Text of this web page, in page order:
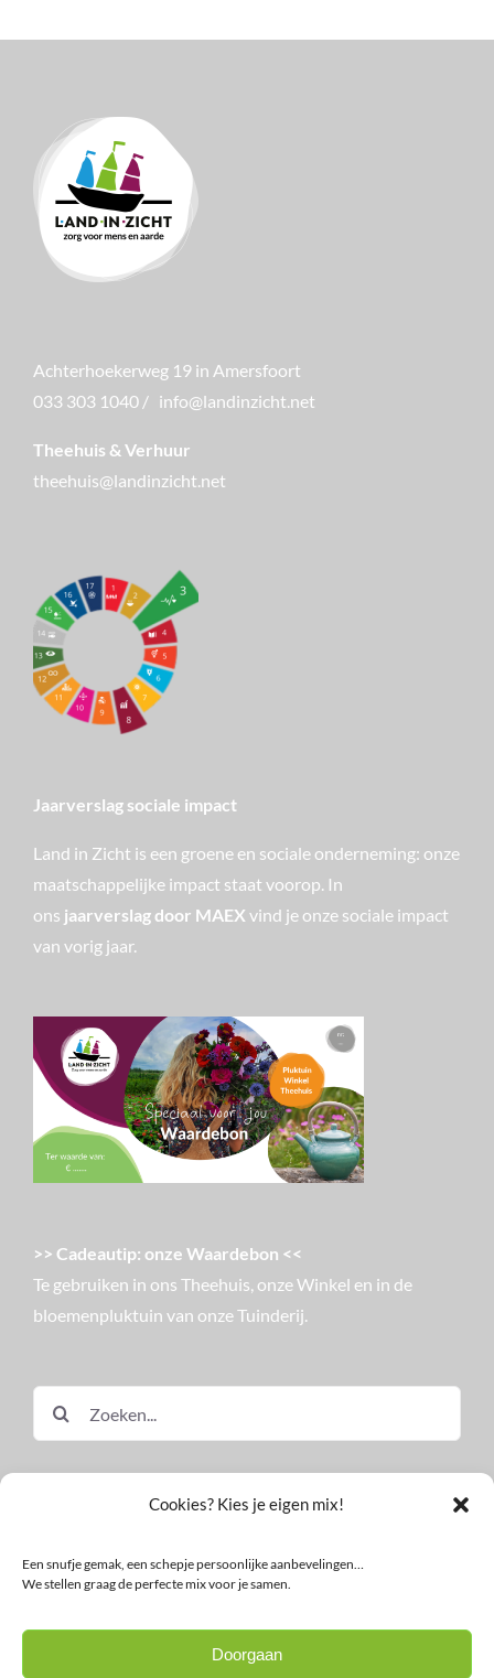
Cookies? Kies je eigen mix!
Een snufje gemak, een schepje persoonlijke aanbevelingen…
We stellen graag de perfecte mix voor je samen.
Doorgaan
Achterhoekerweg 19 in Amersfoort
033 303 1040 / info@landinzicht.net
Theehuis & Verhuur
theehuis@landinzicht.net
Jaarverslag sociale impact
Land in Zicht is een groene en sociale onderneming: onze
maatschappelijke impact staat voorop. In
ons jaarverslag door MAEX vind je onze sociale impact
van vorig jaar.
>> Cadeautip: onze Waardebon <<
Te gebruiken in ons Theehuis, onze Winkel en in de
bloemenpluktuin van onze Tuinderij.